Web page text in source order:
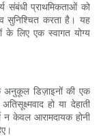
संबंधी प्राथमिकताओं को
सुनिश्चित करता है। यह
के लिए एक स्वागत योग्य
डिज़ाइनों की एक
हो या देहाती
न केवल आरामदायक होनी